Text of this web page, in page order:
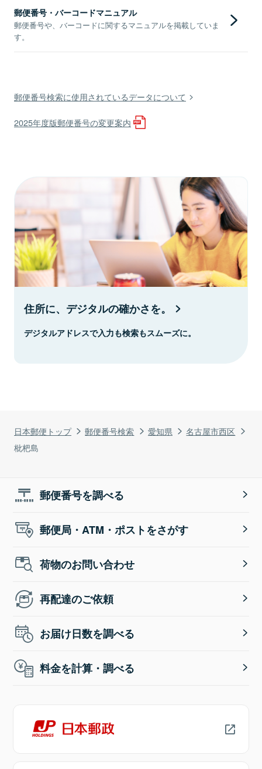
日本郵便トップ 郵便番号検索 愛知県
名古屋市西区
枇杷島
郵便番号・バーコードマニュアル
郵便番号や、バーコードに関するマニュアルを掲載していま
す。
郵便番号検索に使用されているデータについて
2025年度版郵便番号の変更案内
住所に、デジタルの確かさを。
デジタルアドレスで入力も検索もスムーズに。
郵便番号を調べる
郵便局・ATM・ポストをさがす
荷物のお問い合わせ
再配達のご依頼
お届け日数を調べる
料金を計算・調べる